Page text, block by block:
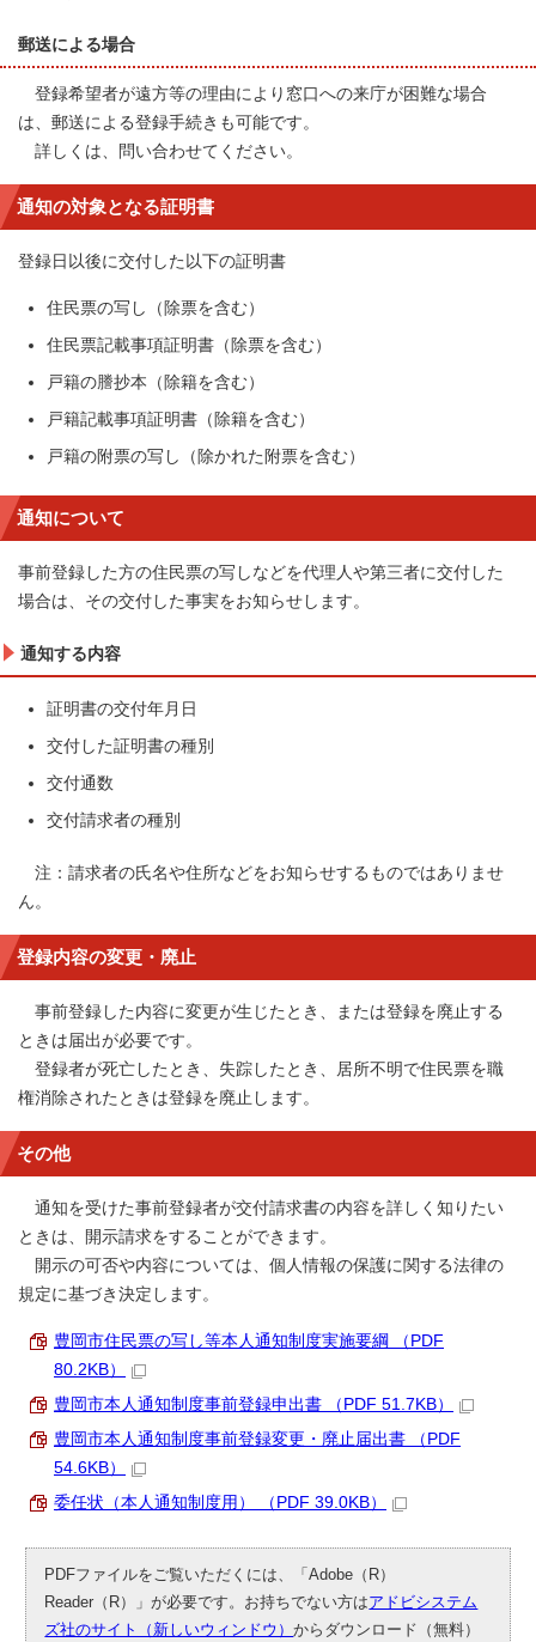
郵送による場合
登録希望者が遠方等の理由により窓口への来庁が困難な場合
は、郵送による登録手続きも可能です。
詳しくは、問い合わせてください。
通知の対象となる証明書
登録日以後に交付した以下の証明書
住民票の写し（除票を含む）
住民票記載事項証明書（除票を含む）
戸籍の謄抄本（除籍を含む）
戸籍記載事項証明書（除籍を含む）
戸籍の附票の写し（除かれた附票を含む）
通知について
事前登録した方の住民票の写しなどを代理人や第三者に交付した
場合は、その交付した事実をお知らせします。
通知する内容
証明書の交付年月日
交付した証明書の種別
交付通数
交付請求者の種別
注：請求者の氏名や住所などをお知らせするものではありませ
ん。
登録内容の変更・廃止
事前登録した内容に変更が生じたとき、または登録を廃止する
ときは届出が必要です。
登録者が死亡したとき、失踪したとき、居所不明で住民票を職
権消除されたときは登録を廃止します。
その他
通知を受けた事前登録者が交付請求書の内容を詳しく知りたい
ときは、開示請求をすることができます。
開示の可否や内容については、個人情報の保護に関する法律の
規定に基づき決定します。
豊岡市住民票の写し等本人通知制度実施要綱 （PDF
80.2KB）
豊岡市本人通知制度事前登録申出書 （PDF 51.7KB）
豊岡市本人通知制度事前登録変更・廃止届出書 （PDF
54.6KB）
委任状（本人通知制度用） （PDF 39.0KB）
PDFファイルをご覧いただくには、「Adobe（R）
Reader（R）」が必要です。お持ちでない方はアドビシステム
ズ社のサイト（新しいウィンドウ）からダウンロード（無料）